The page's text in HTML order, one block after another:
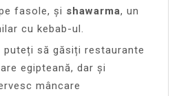
fasole, și shawarma, un
cu kebab-ul.
puteți să găsiți restaurante
egipteană, dar și
mâncare